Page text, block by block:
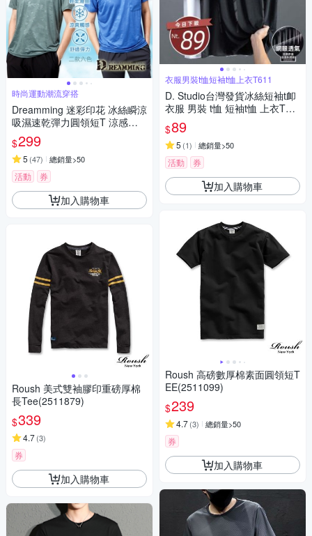
時尚運動潮流穿搭
Dreamming 迷彩印花 冰絲瞬涼
吸濕速乾彈力圓領短T 涼感衣-
共二款
$299
5 (47) 總銷量>50
活動 券
加入購物車
Roush 美式雙袖膠印重磅厚棉
長Tee(2511879)
$339
4.7(3)
券
加入購物車
衣服男裝t恤短袖t恤上衣T611
D. Studio台灣發貨冰絲短袖t卹
衣服 男裝 t恤 短袖t恤 上衣T61
$89
5 (1) 總銷量>50
活動 券
加入購物車
Roush 高磅數厚棉素面圓領短T
EE(2511099)
$239
4.7(3) 總銷量>50
券
加入購物車